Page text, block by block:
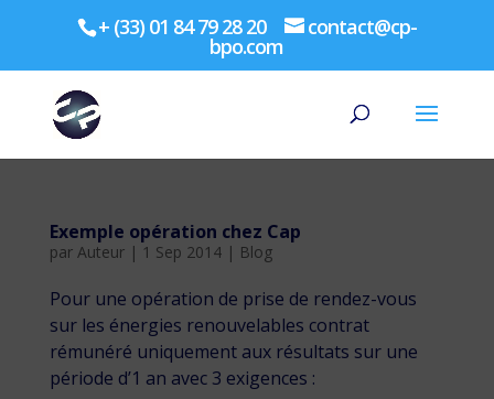
+ (33) 01 84 79 28 20 contact@cp-
bpo.com
Exemple opération chez Cap
par Auteur| 1 Sep 2014| Blog
Pour une opération de prise de rendez-vous
sur les énergies renouvelables contrat
rémunéré uniquement aux résultats sur une
période d’1 an avec 3 exigences :